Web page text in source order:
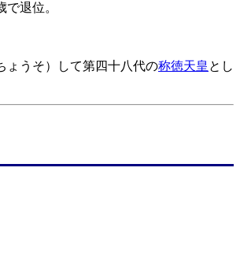
退位。
ょうそ）して第四十八代の称徳天皇 とし